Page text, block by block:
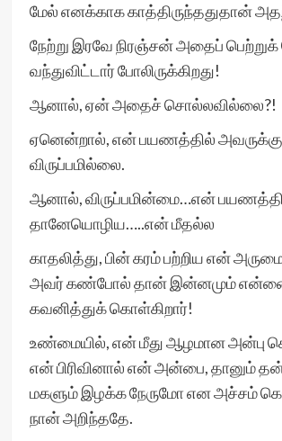
மேல் எனக்காக காத்திருந்ததுதான்
நேற்று இரவே நிரஞ்சன் அதைப்
வந்துவிட்டார் போலிருக்கிறது!
ஆனால், ஏன் அதைச் சொல்லவில்லை?!
ஏனென்றால், என் பயணத்தில்
விருப்பமில்லை.
ஆனால், விருப்பமின்மை…என்
தானேயொழிய…..என் மீதல்ல
காதலித்து, பின் கரம் பற்றிய என்
அவர் கண்போல் தான் இன்னமும்
கவனித்துக் கொள்கிறார்!
உண்மையில், என் மீது ஆழமான அன்பு
என் பிரிவினால் என் அன்பை, தானும்
மகளும் இழக்க நேருமோ என அச்சம்
நான் அறிந்ததே.